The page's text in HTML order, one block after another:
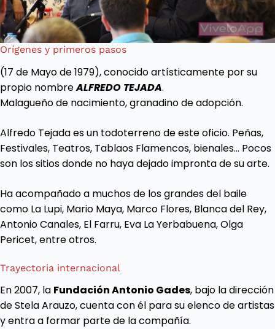
Orígenes y primeros pasos
(17 de Mayo de 1979), conocido artísticamente por su
propio nombreALFREDO TEJADA.
Malagueño de nacimiento, granadino de adopción.
Alfredo Tejada es un todoterreno de este oficio. Peñas,
Festivales, Teatros, Tablaos Flamencos, bienales… Pocos
son los sitios donde no haya dejado impronta de su arte.
Ha acompañado a muchos de los grandes del baile
como La Lupi, Mario Maya, Marco Flores, Blanca del Rey,
Antonio Canales, El Farru, Eva La Yerbabuena, Olga
Pericet, entre otros.
Trayectoria internacional
En 2007, la Fundación Antonio Gades, bajo la dirección
de Stela Arauzo, cuenta con él para su elenco de artistas
y entra a formar parte de la compañía.